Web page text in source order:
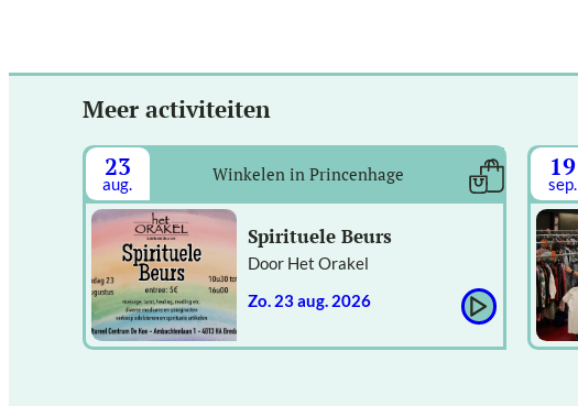
Meer activiteiten
23
aug. Winkelen in Princenhage
Spirituele Beurs
Door Het Orakel
zo. 23 aug. 2026
19
sep.